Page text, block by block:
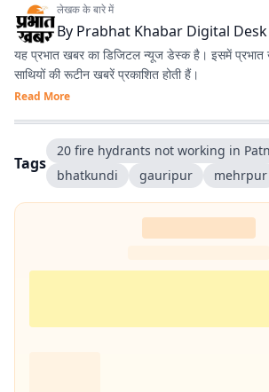
लेखक के बारे में
By Prabhat Khabar Digital Desk
यह प्रभात खबर का डिजिटल न्यूज डेस्क है। इसमें
साथियों की रूटीन खबरें प्रकाशित होती हैं।
Read More
Tags
20 fire hydrants not working in
bhatkundi
gauripur mehrpur